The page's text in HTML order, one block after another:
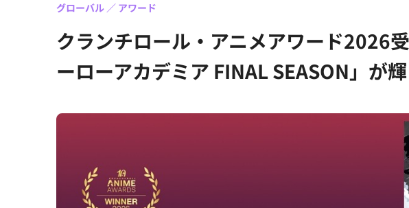
クランチロール・アニメアワード2026
ーローアカデミア FINAL SEASON」が
グローバル アワード